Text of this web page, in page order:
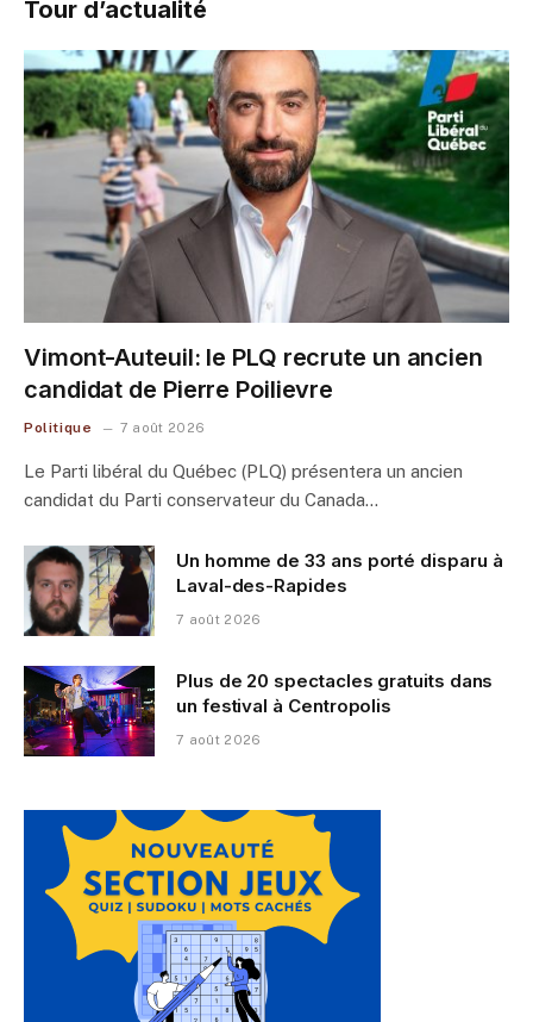
Tour d’actualité
Vimont-Auteuil: le PLQ recrute un ancien
candidat de Pierre Poilievre
Politique 7 août 2026
Le Parti libéral du Québec (PLQ) présentera un ancien
candidat du Parti conservateur du Canada…
Un homme de 33 ans porté disparu à
Laval-des-Rapides
7 août 2026
Plus de 20 spectacles gratuits dans
un festival à Centropolis
7 août 2026